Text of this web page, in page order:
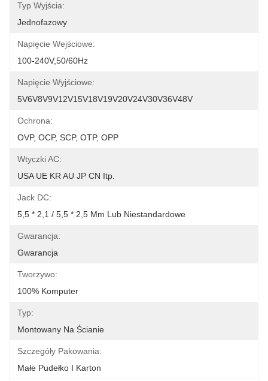
Typ Wyjścia:
Jednofazowy
Napięcie Wejściowe:
100-240V,50/60Hz
Napięcie Wyjściowe:
5V6V8V9V12V15V18V19V20V24V30V36V48V
Ochrona:
OVP, OCP, SCP, OTP, OPP
Wtyczki AC:
USA UE KR AU JP CN Itp.
Jack DC:
5,5 * 2,1 / 5,5 * 2,5 Mm Lub Niestandardowe
Gwarancja:
Gwarancja
Tworzywo:
100% Komputer
Typ:
Montowany Na Ścianie
Szczegóły Pakowania:
Małe Pudełko I Karton